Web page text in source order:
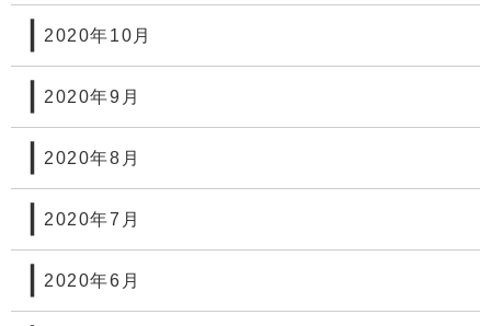
2020年10月
2020年9月
2020年8月
2020年7月
2020年6月